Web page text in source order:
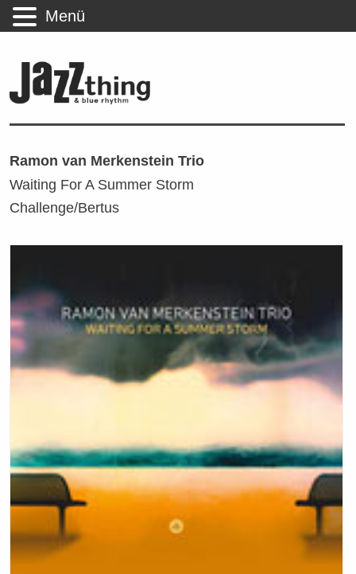
Ramon van Merkenstein Trio
Waiting For A Summer Storm
Challenge/Bertus
Menü